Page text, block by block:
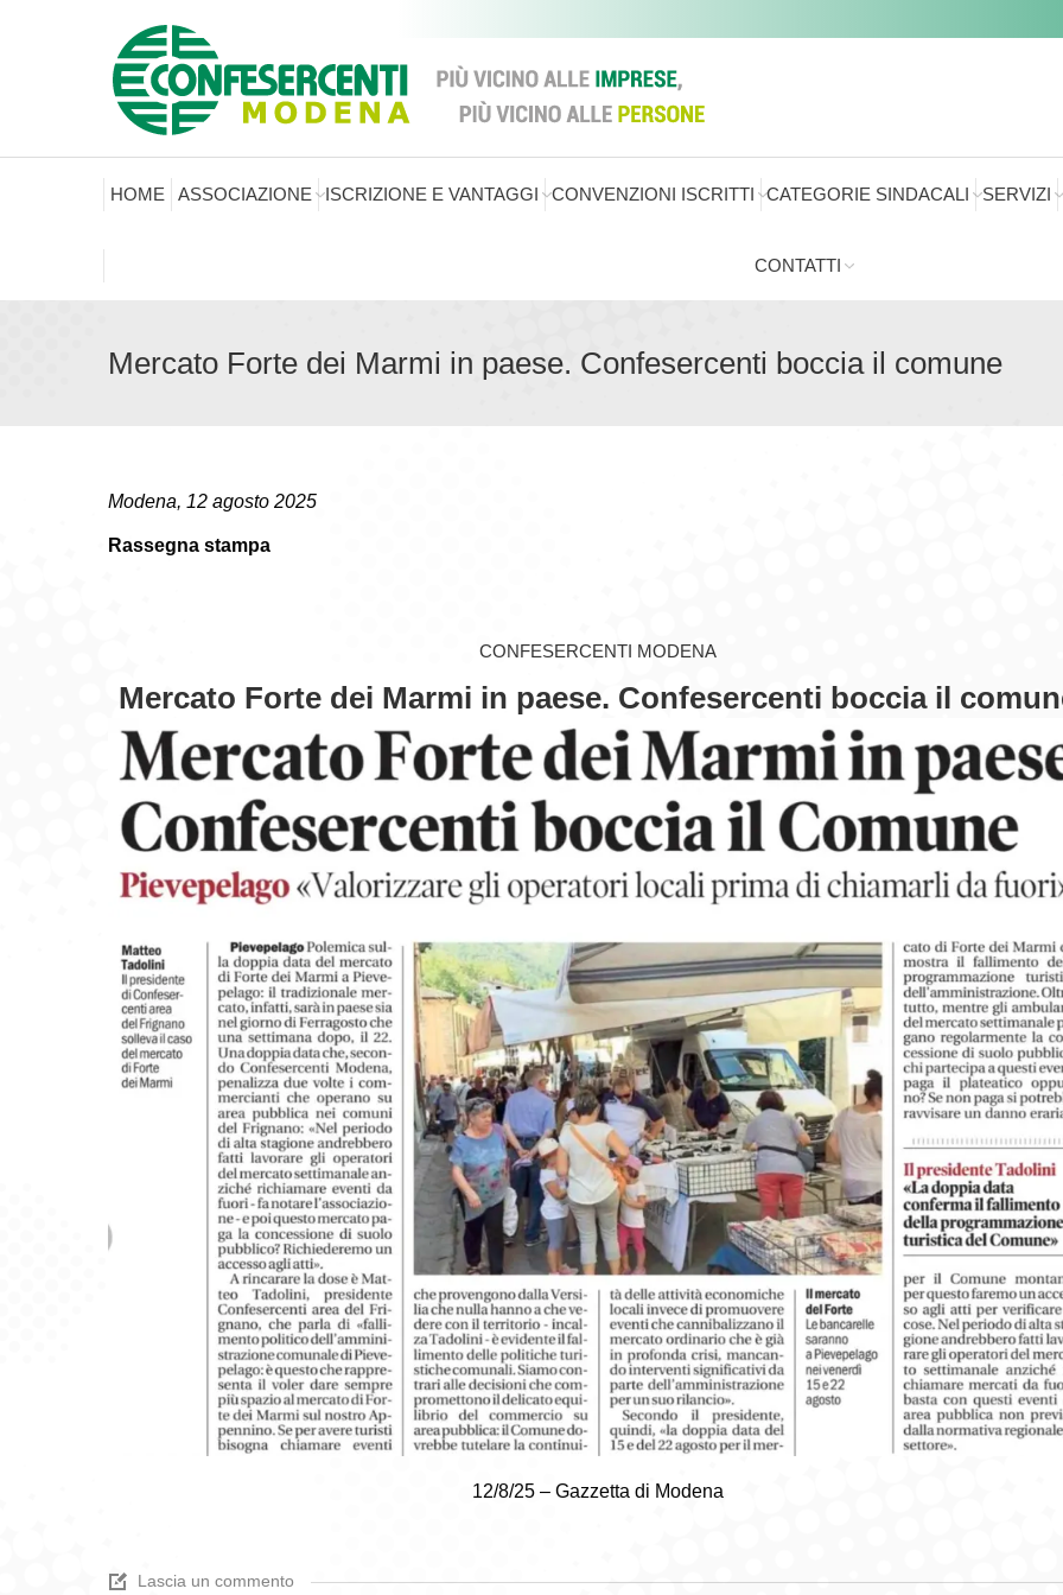
HOME ASSOCIAZIONE ISCRIZIONE E VANTAGGI CONVENZIONI ISCRITTI CATEGORIE SINDACALI SERVIZI
CONTATTI
Mercato Forte dei Marmi in paese. Confesercenti boccia il comune
Modena, 12 agosto 2025
Rassegna stampa
CONFESERCENTI MODENA
Mercato Forte dei Marmi in paese. Confesercenti boccia il
12/8/25 – Gazzetta di Modena
Lascia un commento